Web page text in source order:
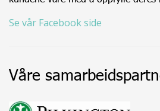
Se vår Facebook side
Våre